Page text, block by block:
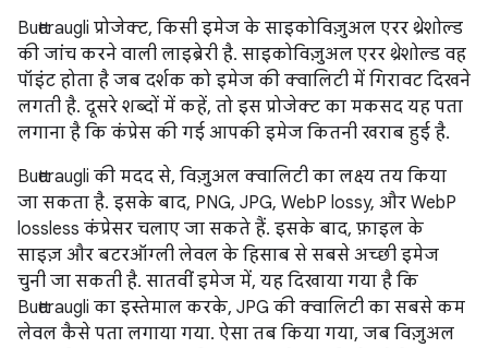
Butteraugli प्रोजेक्ट, किसी इमेज के साइकोविज़ुअल एरर थ्रेशोल्ड
की जांच करने वाली लाइब्रेरी है. साइकोविज़ुअल एरर थ्रेशोल्ड वह
पॉइंट होता है जब दर्शक को इमेज की क्वालिटी में गिरावट दिखने
लगती है. दूसरे शब्दों में कहें, तो इस प्रोजेक्ट का मकसद यह पता
लगाना है कि कंप्रेस की गई आपकी इमेज कितनी खराब हुई है.
Butteraugli की मदद से, विज़ुअल क्वालिटी का लक्ष्य तय किया
जा सकता है. इसके बाद, PNG, JPG, WebP lossy, और WebP
lossless कंप्रेसर चलाए जा सकते हैं. इसके बाद, फ़ाइल के
साइज़ और बटरऑग्ली लेवल के हिसाब से सबसे अच्छी इमेज
चुनी जा सकती है. सातवीं इमेज में, यह दिखाया गया है कि
Butteraugli का इस्तेमाल करके, JPG की क्वालिटी का सबसे कम
लेवल कैसे पता लगाया गया. ऐसा तब किया गया, जब विज़ुअल